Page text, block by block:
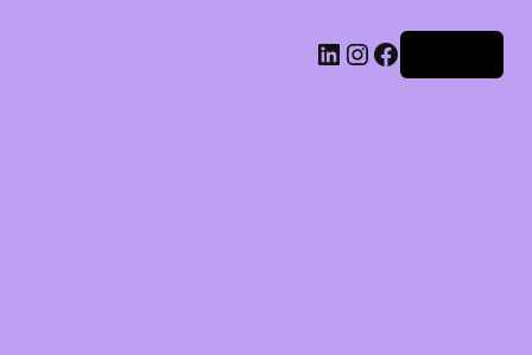
LinkedIn
Instagram
Facebook